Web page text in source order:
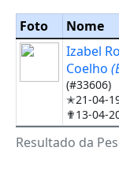
Foto Nome
Izabel
Coelho
(#33606)
✭21-04-
✟13-04-
Resultado da